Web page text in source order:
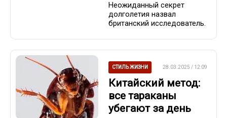
Неожиданный секрет
долголетия назвал
британский исследователь.
СТИЛЬ ЖИЗНИ 28.03.2025 / 12:09
Китайский метод:
все тараканы
убегают за день